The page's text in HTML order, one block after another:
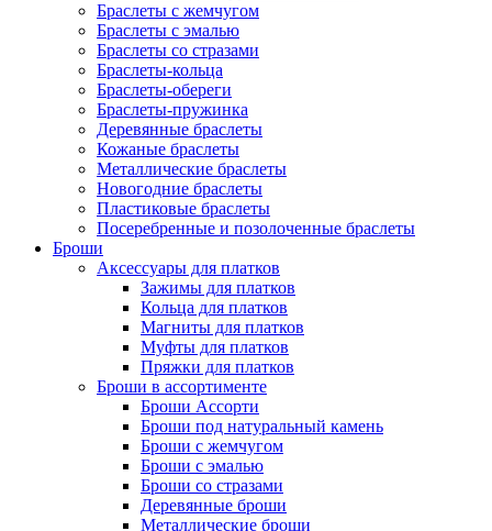
Браслеты с жемчугом
Браслеты с эмалью
Браслеты со стразами
Браслеты-кольца
Браслеты-обереги
Браслеты-пружинка
Деревянные браслеты
Кожаные браслеты
Металлические браслеты
Новогодние браслеты
Пластиковые браслеты
Посеребренные и позолоченные браслеты
Броши
Аксессуары для платков
Зажимы для платков
Кольца для платков
Магниты для платков
Муфты для платков
Пряжки для платков
Броши в ассортименте
Броши Ассорти
Броши под натуральный камень
Броши с жемчугом
Броши с эмалью
Броши со стразами
Деревянные броши
Металлические броши